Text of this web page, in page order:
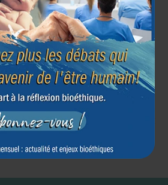
de Bioéthique
Article suivant